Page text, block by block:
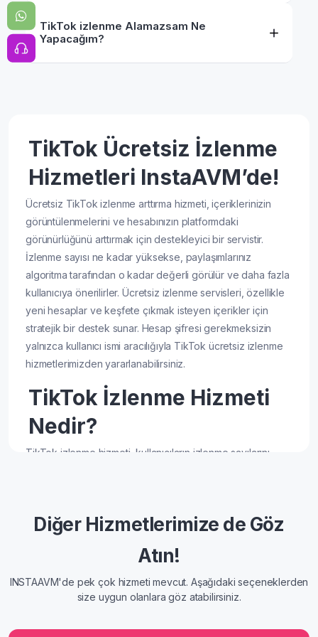
TikTok izlenme Alamazsam Ne
Yapacağım?
TikTok Ücretsiz İzlenme
Hizmetleri InstaAVM’de!
Ücretsiz TikTok izlenme arttırma hizmeti, içeriklerinizin
görüntülenmelerini ve hesabınızın platformdaki
görünürlüğünü arttırmak için destekleyici bir servistir.
İzlenme sayısı ne kadar yüksekse, paylaşımlarınız
algoritma tarafından o kadar değerli görülür ve daha fazla
kullanıcıya önerilirler. Ücretsiz izlenme servisleri, özellikle
yeni hesaplar ve keşfete çıkmak isteyen içerikler için
stratejik bir destek sunar. Hesap şifresi gerekmeksizin
yalnızca kullanıcı ismi aracılığıyla TikTok ücretsiz izlenme
hizmetlerimizden yararlanabilirsiniz.
TikTok İzlenme Hizmeti
Nedir?
TikTok izlenme hizmeti, kullanıcıların izlenme sayılarını
Aynı zamanda ücretsiz TikTok izlenme hizmetini
Sadece kullanıcı adınızın linkini ileterek izlenme sayınızı
yükseltebilirsiniz. Hesabınıza gelecek izlenmeler ile
hesabınızın etkileşimi de yükselir. Bu sayede hesabınız
Diğer Hizmetlerimize de Göz
Atın!
INSTAAVM'de pek çok hizmeti mevcut. Aşağıdaki seçeneklerden
size uygun olanlara göz atabilirsiniz.